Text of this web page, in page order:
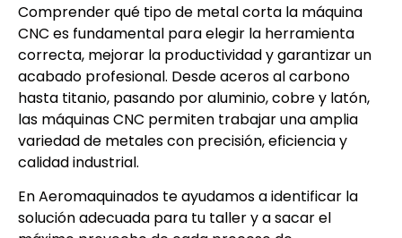
Comprender qué tipo de metal corta la máquina
CNC es fundamental para elegir la herramienta
correcta, mejorar la productividad y garantizar un
acabado profesional. Desde aceros al carbono
hasta titanio, pasando por aluminio, cobre y latón,
las máquinas CNC permiten trabajar una amplia
variedad de metales con precisión, eficiencia y
calidad industrial.
En Aeromaquinados te ayudamos a identificar la
solución adecuada para tu taller y a sacar el